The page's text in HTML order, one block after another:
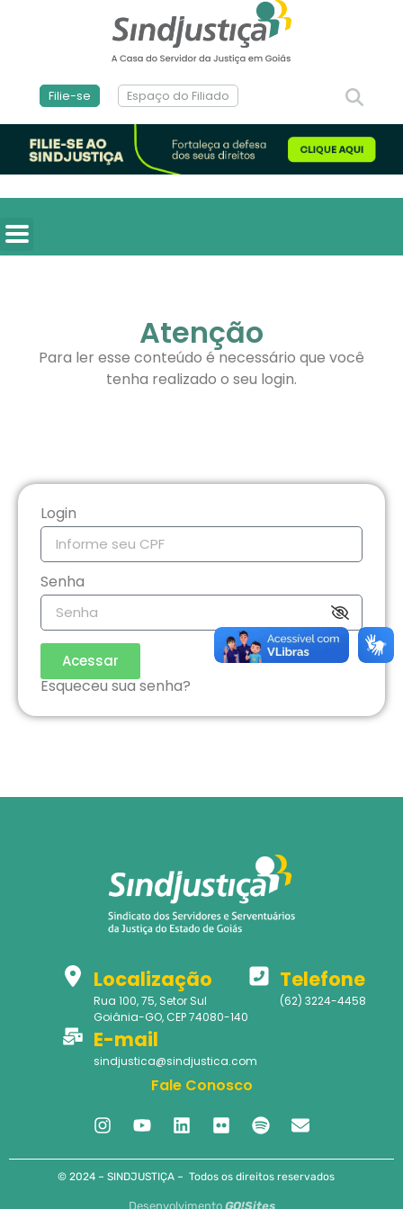
Filie-se Espaço do Filiado
Atenção
Para ler esse conteúdo é necessário que você
tenha realizado o seu login.
Login
Senha
Acessar
Esqueceu sua senha?
Localização
Rua 100, 75, Setor Sul
Goiânia-GO, CEP 74080-140
Telefone
(62) 3224-4458
E-mail
sindjustica@sindjustica.com
Fale Conosco
© 2024 – SINDJUSTIÇA – Todos os direitos reservados
Desenvolvimento GO!Sites